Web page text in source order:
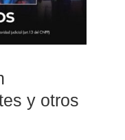
y otros